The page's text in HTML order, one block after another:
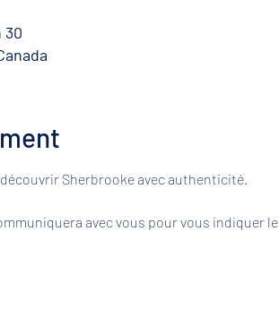
30
Sherbrooke avec authenticité.
avec vous pour vous indiquer le